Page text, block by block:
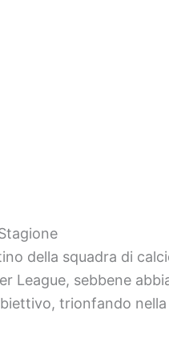
della squadra di
League, sebbene
trionfando